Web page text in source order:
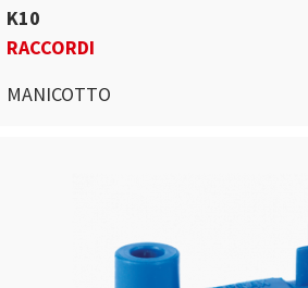
K10
RACCORDI
MANICOTTO